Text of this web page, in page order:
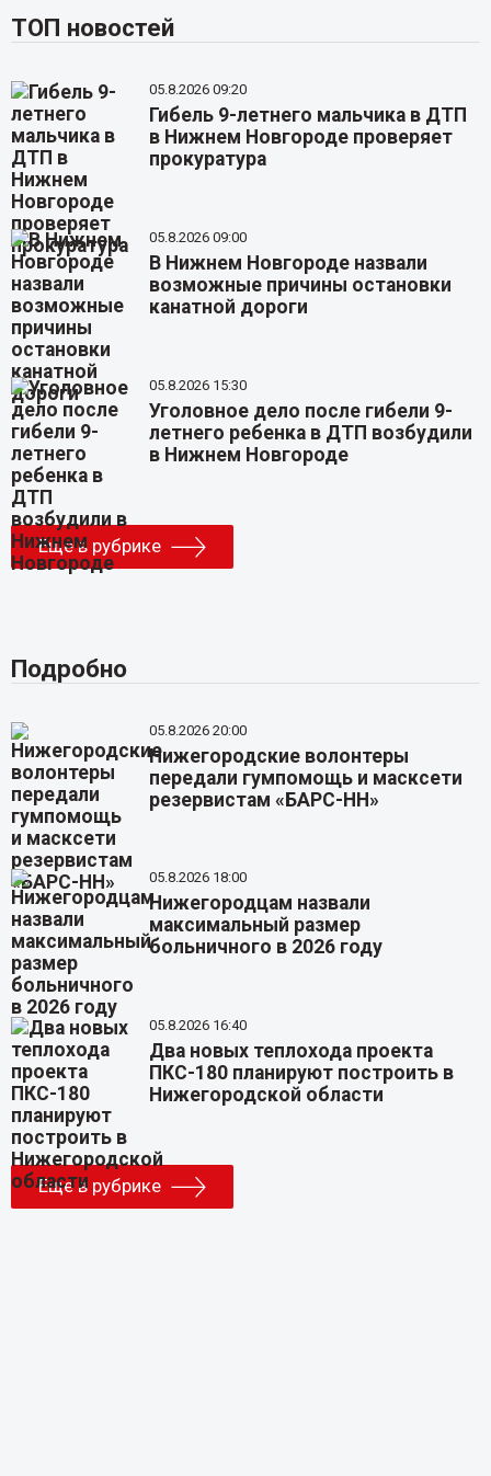
ТОП новостей
05.8.2026 09:20
Гибель 9-летнего мальчика в ДТП
в Нижнем Новгороде проверяет
прокуратура
05.8.2026 09:00
В Нижнем Новгороде назвали
возможные причины остановки
канатной дороги
05.8.2026 15:30
Уголовное дело после гибели 9-
летнего ребенка в ДТП возбудили
в Нижнем Новгороде
Еще в рубрике
Подробно
05.8.2026 20:00
Нижегородские волонтеры
передали гумпомощь и масксети
резервистам «БАРС-НН»
05.8.2026 18:00
Нижегородцам назвали
максимальный размер
больничного в 2026 году
05.8.2026 16:40
Два новых теплохода проекта
ПКС-180 планируют построить в
Нижегородской области
Еще в рубрике